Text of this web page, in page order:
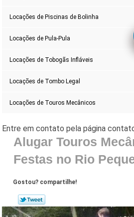
Locações de Piscinas de Bolinha
Locações de Pula-Pula
Locações de Tobogãs Infláveis
Locações de Tombo Legal
Locações de Touros Mecânicos
Alugar Touros
Festas no Rio
Gostou? compartilhe!